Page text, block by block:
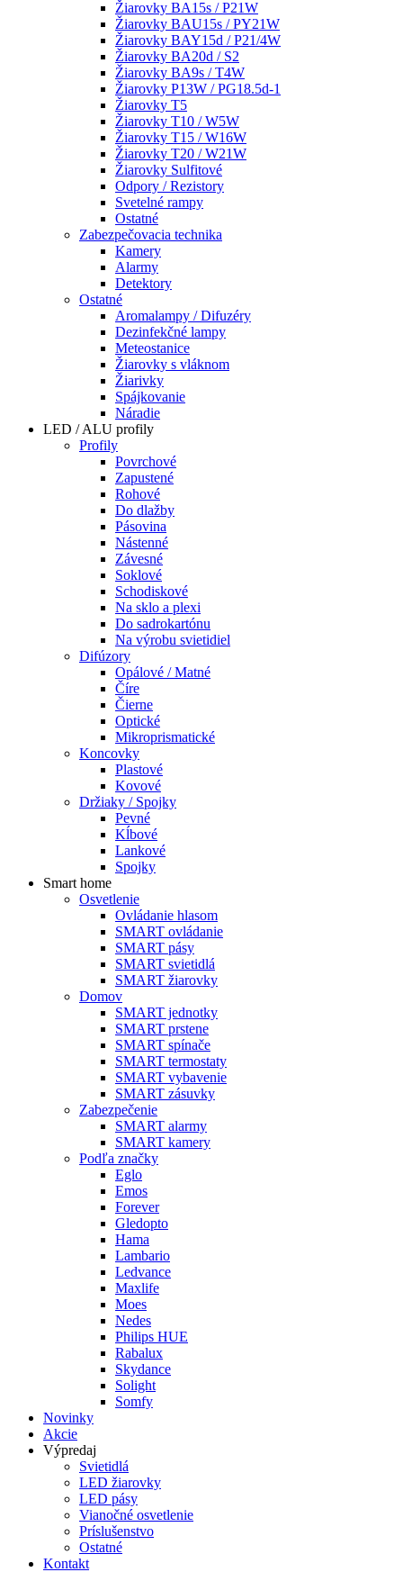
Žiarovky BA15s / P21W
Žiarovky BAU15s / PY21W
Žiarovky BAY15d / P21/4W
Žiarovky BA20d / S2
Žiarovky BA9s / T4W
Žiarovky P13W / PG18.5d-1
Žiarovky T5
Žiarovky T10 / W5W
Žiarovky T15 / W16W
Žiarovky T20 / W21W
Žiarovky Sulfitové
Odpory / Rezistory
Svetelné rampy
Ostatné
Zabezpečovacia technika
Kamery
Alarmy
Detektory
Ostatné
Aromalampy / Difuzéry
Dezinfekčné lampy
Meteostanice
Žiarovky s vláknom
Žiarivky
Spájkovanie
Náradie
LED / ALU profily
Profily
Povrchové
Zapustené
Rohové
Do dlažby
Pásovina
Nástenné
Závesné
Soklové
Schodiskové
Na sklo a plexi
Do sadrokartónu
Na výrobu svietidiel
Difúzory
Opálové / Matné
Číre
Čierne
Optické
Mikroprismatické
Koncovky
Plastové
Kovové
Držiaky / Spojky
Pevné
Kĺbové
Lankové
Spojky
Smart home
Osvetlenie
Ovládanie hlasom
SMART ovládanie
SMART pásy
SMART svietidlá
SMART žiarovky
Domov
SMART jednotky
SMART prstene
SMART spínače
SMART termostaty
SMART vybavenie
SMART zásuvky
Zabezpečenie
SMART alarmy
SMART kamery
Podľa značky
Eglo
Emos
Forever
Gledopto
Hama
Lambario
Ledvance
Maxlife
Moes
Nedes
Philips HUE
Rabalux
Skydance
Solight
Somfy
Novinky
Akcie
Výpredaj
Svietidlá
LED žiarovky
LED pásy
Vianočné osvetlenie
Príslušenstvo
Ostatné
Kontakt